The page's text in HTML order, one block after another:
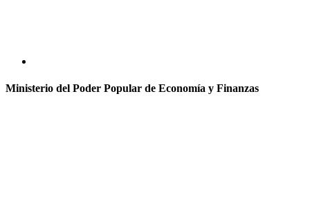
Ministerio del Poder Popular de Economía y Finanzas